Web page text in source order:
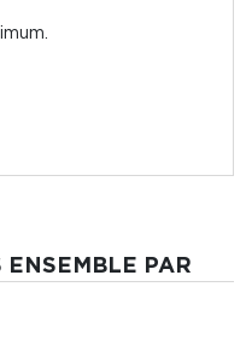
ENSEMBLE PAR